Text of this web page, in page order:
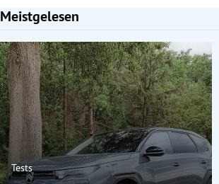
Meistgelesen
Slide 1 von 7
Tests